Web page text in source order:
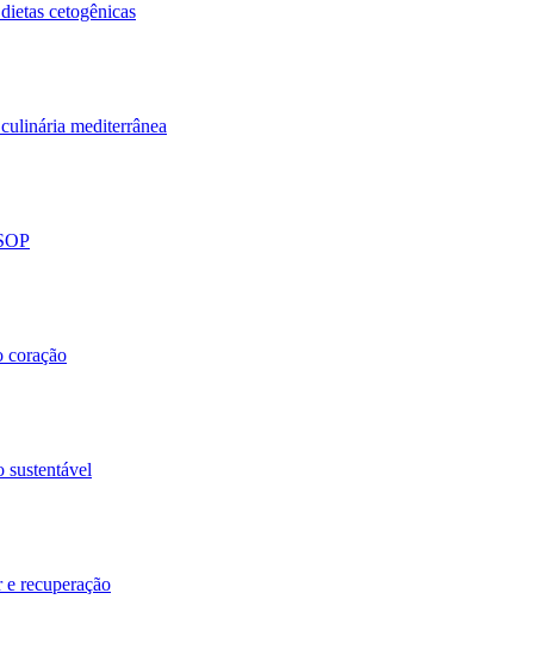
cetogênicas
mediterrânea
coração
sustentável
recuperação